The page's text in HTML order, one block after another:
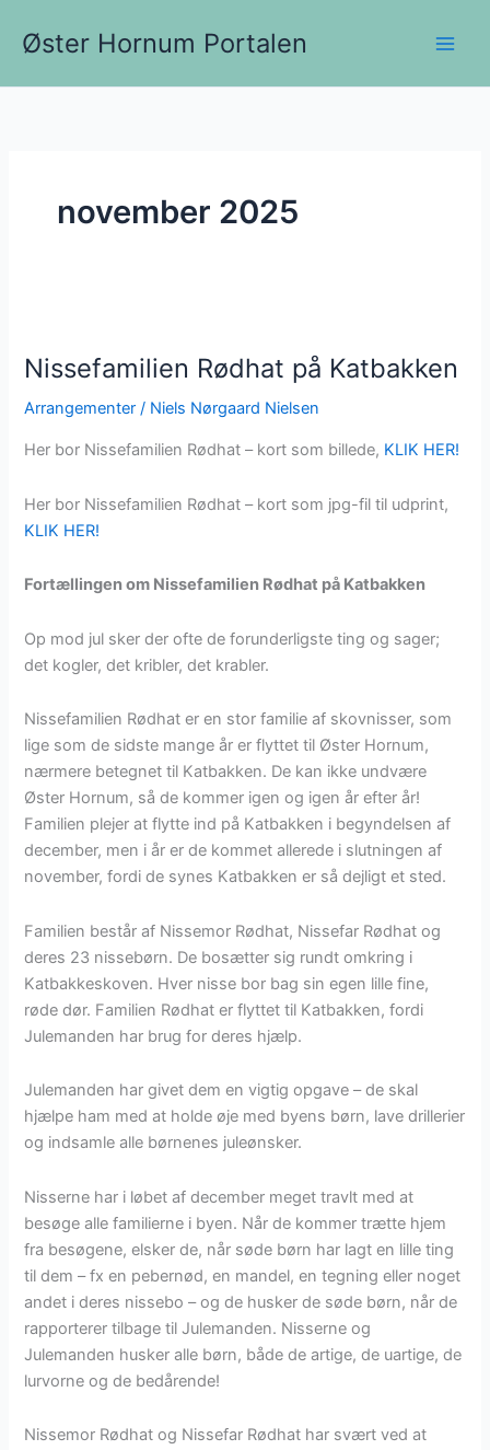
Øster Hornum Portalen
november 2025
Nissefamilien Rødhat på Katbakken
Arrangementer / Niels Nørgaard Nielsen
Her bor Nissefamilien Rødhat – kort som billede, KLIK HER!
Her bor Nissefamilien Rødhat – kort som jpg-fil til udprint,
KLIK HER!
Fortællingen om Nissefamilien Rødhat på Katbakken
Op mod jul sker der ofte de forunderligste ting og sager;
det kogler, det kribler, det krabler.
Nissefamilien Rødhat er en stor familie af skovnisser, som
lige som de sidste mange år er flyttet til Øster Hornum,
nærmere betegnet til Katbakken. De kan ikke undvære
Øster Hornum, så de kommer igen og igen år efter år!
Familien plejer at flytte ind på Katbakken i begyndelsen af
december, men i år er de kommet allerede i slutningen af
november, fordi de synes Katbakken er så dejligt et sted.
Familien består af Nissemor Rødhat, Nissefar Rødhat og
deres 23 nissebørn. De bosætter sig rundt omkring i
Katbakkeskoven. Hver nisse bor bag sin egen lille fine,
røde dør. Familien Rødhat er flyttet til Katbakken, fordi
Julemanden har brug for deres hjælp.
Julemanden har givet dem en vigtig opgave – de skal
hjælpe ham med at holde øje med byens børn, lave drillerier
og indsamle alle børnenes juleønsker.
Nisserne har i løbet af december meget travlt med at
besøge alle familierne i byen. Når de kommer trætte hjem
fra besøgene, elsker de, når søde børn har lagt en lille ting
til dem – fx en pebernød, en mandel, en tegning eller noget
andet i deres nissebo – og de husker de søde børn, når de
rapporterer tilbage til Julemanden. Nisserne og
Julemanden husker alle børn, både de artige, de uartige, de
lurvorne og de bedårende!
Nissemor Rødhat og Nissefar Rødhat har svært ved at